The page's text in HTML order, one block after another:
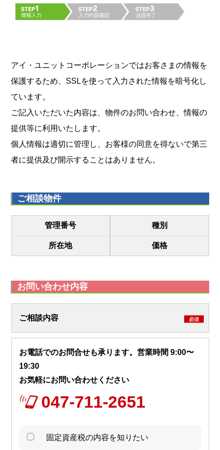
アイ・ユニットコーポレーションではお客さまの情報を
保護するため、SSLを使って入力された情報を暗号化し
ています。
ご記入いただいた内容は、物件のお問い合わせ、情報の
提供等に利用いたします。
個人情報は適切に管理し、お客様の同意を得ないで第三
者に提供及び開示することはありません。
ご相談物件
管理番号 種別
所在地 価格
お問い合わせ内容
ご相談内容 必須
お電話でのお問合せも承ります。営業時間 9:00〜
19:30
お気軽にお問い合わせください
047-711-2651
固定資産税の内容を知りたい